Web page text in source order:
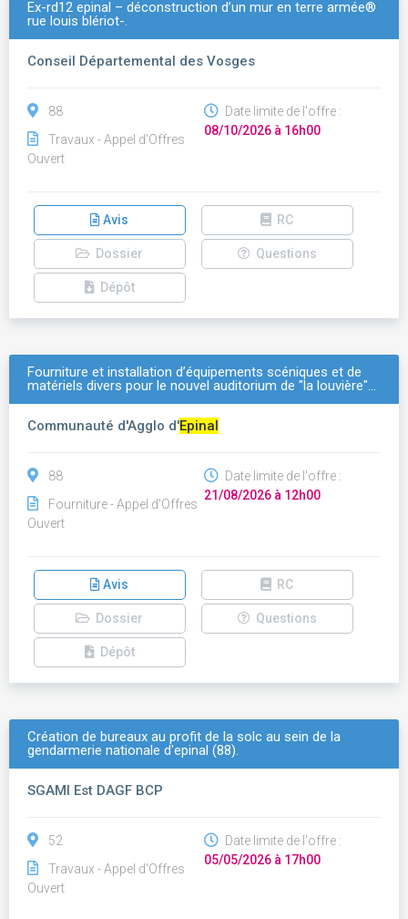
Ex-rd12 epinal – déconstruction d’un mur en terre armée®
rue louis blériot-.
Conseil Départemental des Vosges
88
Travaux - Appel d'Offres
Ouvert
Date limite de l'offre :
08/10/2026 à 16h00
Avis RC
Dossier Questions
Dépôt
Fourniture et installation d’équipements scéniques et de
matériels divers pour le nouvel auditorium de "la louvière"…
Communauté d'Agglo d'Epinal
88
Fourniture - Appel d'Offres
Ouvert
Date limite de l'offre :
21/08/2026 à 12h00
Avis RC
Dossier Questions
Dépôt
Création de bureaux au profit de la solc au sein de la
gendarmerie nationale d'epinal (88).
SGAMI Est DAGF BCP
52
Travaux - Appel d'Offres
Ouvert
Date limite de l'offre :
05/05/2026 à 17h00